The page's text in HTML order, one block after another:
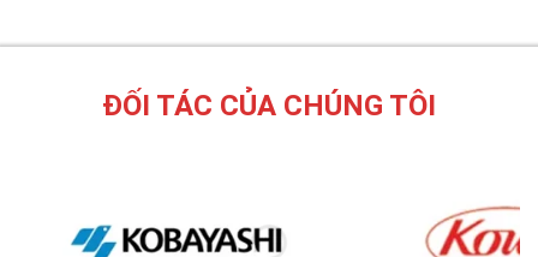
ĐỐI TÁC CỦA CHÚNG TÔI